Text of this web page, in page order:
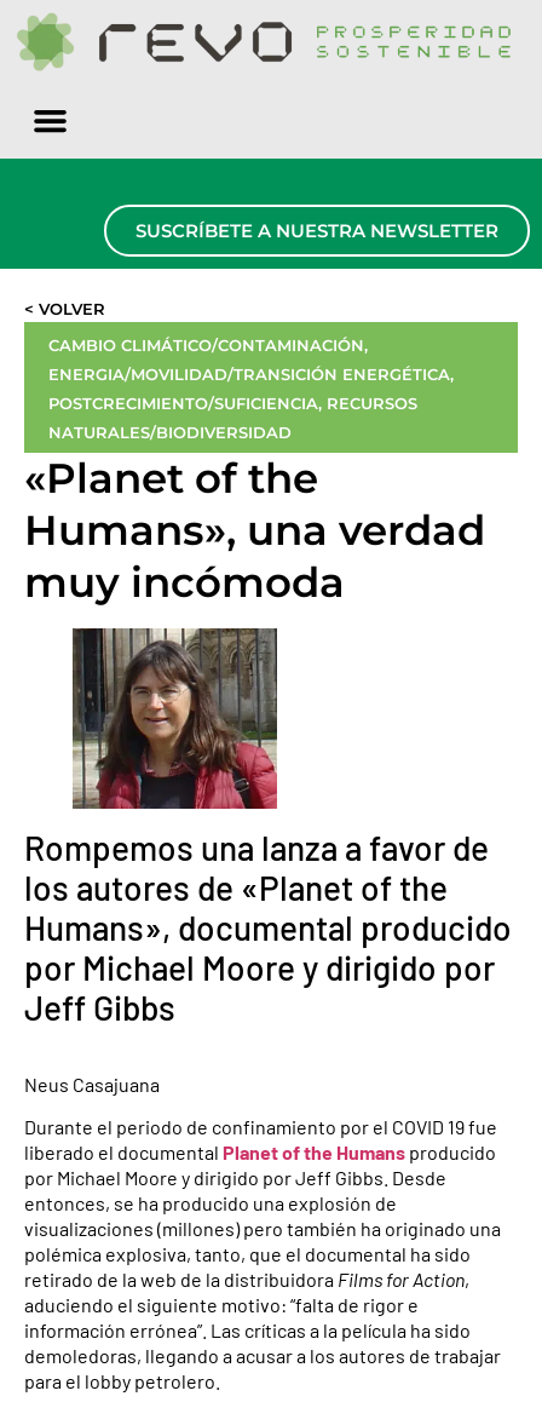
SUSCRÍBETE A NUESTRA NEWSLETTER
< VOLVER
CAMBIO CLIMÁTICO/CONTAMINACIÓN,
ENERGIA/MOVILIDAD/TRANSICIÓN ENERGÉTICA,
POSTCRECIMIENTO/SUFICIENCIA, RECURSOS
NATURALES/BIODIVERSIDAD
«Planet of the
Humans», una verdad
muy incómoda
Rompemos una lanza a favor de
los autores de «Planet of the
Humans», documental producido
por Michael Moore y dirigido por
Jeff Gibbs
Neus Casajuana
Durante el periodo de confinamiento por el COVID 19 fue
liberado el documental Planet of the Humans producido
por Michael Moore y dirigido por Jeff Gibbs. Desde
entonces, se ha producido una explosión de
visualizaciones (millones) pero también ha originado una
polémica explosiva, tanto, que el documental ha sido
retirado de la web de la distribuidora Films for Action,
aduciendo el siguiente motivo: “falta de rigor e
información errónea”. Las críticas a la película ha sido
demoledoras, llegando a acusar a los autores de trabajar
para el lobby petrolero.